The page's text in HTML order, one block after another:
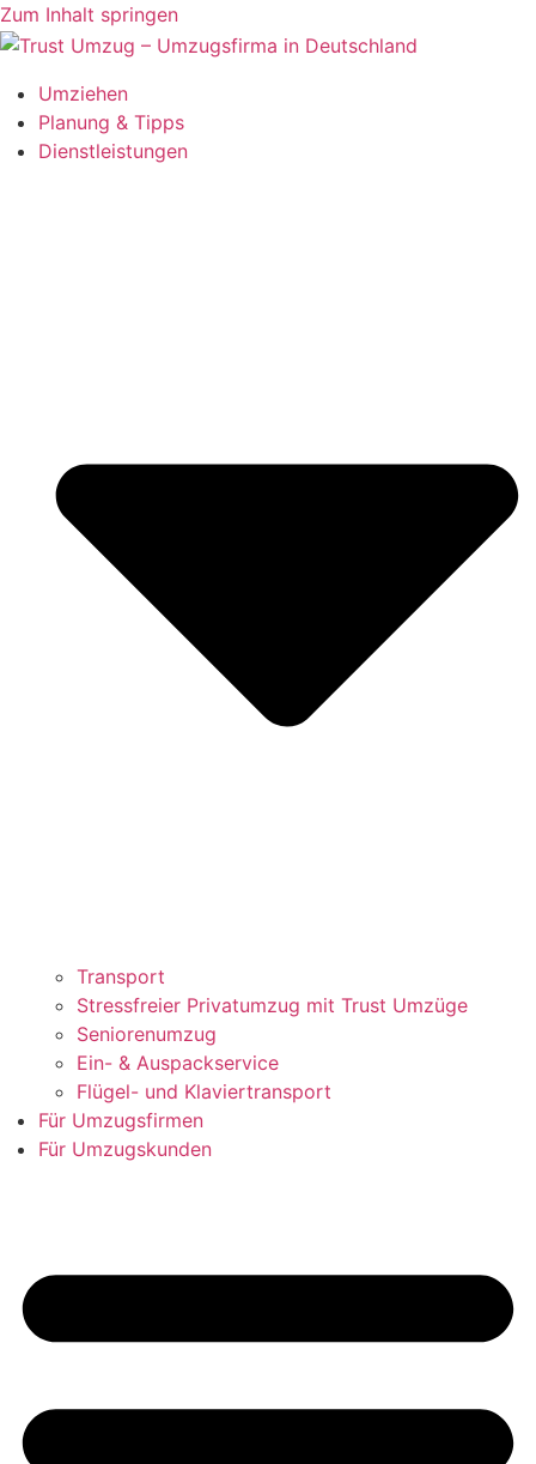
Zum Inhalt springen
Umziehen
Planung & Tipps
Dienstleistungen
Transport
Stressfreier Privatumzug mit Trust Umzüge
Seniorenumzug
Ein- & Auspackservice
Flügel- und Klaviertransport
Für Umzugsfirmen
Für Umzugskunden